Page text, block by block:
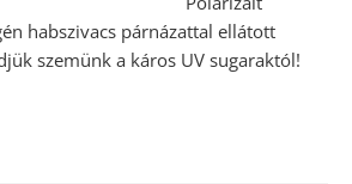
habszivacs párnázattal ellátott
szemünk a káros UV sugaraktól!